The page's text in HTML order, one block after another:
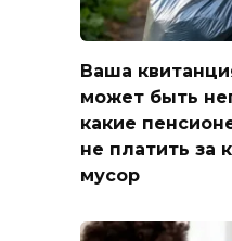
Ваша
может быть
какие
не платить за
мусор